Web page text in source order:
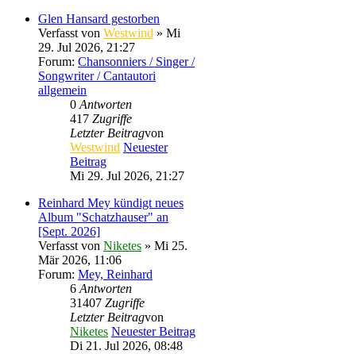
Glen Hansard gestorben
Verfasst von Westwind » Mi
29. Jul 2026, 21:27
Forum: Chansonniers / Singer /
Songwriter / Cantautori
allgemein
0 Antworten
417 Zugriffe
Letzter Beitragvon
Westwind Neuester
Beitrag
Mi 29. Jul 2026, 21:27
Reinhard Mey kündigt neues
Album "Schatzhauser" an
[Sept. 2026]
Verfasst von Niketes » Mi 25.
Mär 2026, 11:06
Forum: Mey, Reinhard
6 Antworten
31407 Zugriffe
Letzter Beitragvon
Niketes Neuester Beitrag
Di 21. Jul 2026, 08:48